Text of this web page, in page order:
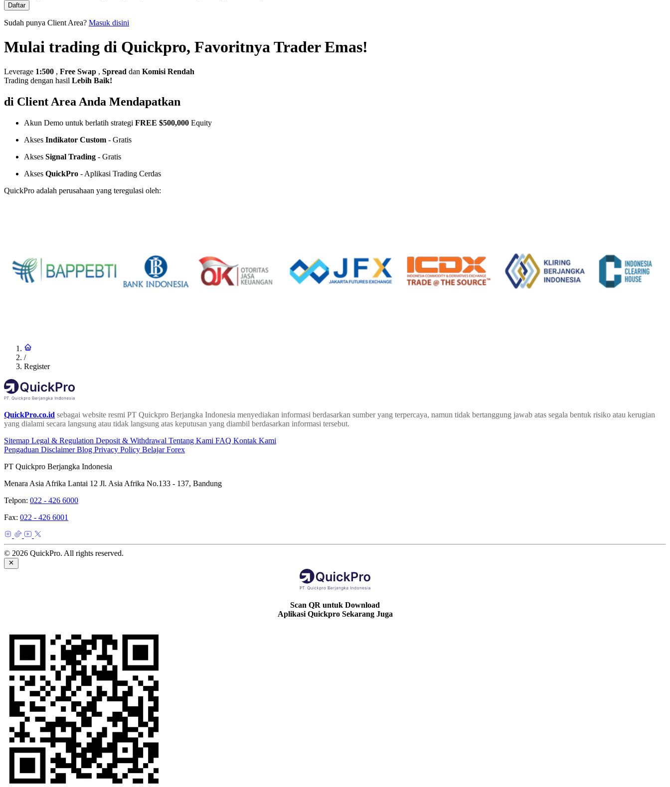
Daftar
Sudah punya Client Area? Masuk disini
Mulai trading di Quickpro, Favoritnya Trader Emas!
Leverage 1:500 , Free Swap , Spread dan Komisi Rendah
Trading dengan hasil Lebih Baik!
di Client Area Anda Mendapatkan
Akun Demo untuk berlatih strategi FREE $500,000 Equity
Akses Indikator Custom - Gratis
Akses Signal Trading - Gratis
Akses QuickPro - Aplikasi Trading Cerdas
QuickPro adalah perusahaan yang teregulasi oleh:
/
Register
QuickPro.co.id sebagai website resmi PT Quickpro Berjangka Indonesia menyediakan informasi berdasarkan sumber yang terpercaya, namun tidak bertanggung jawab atas segala bentuk risiko atau kerugian
yang dialami secara langsung atau tidak langsung atas keputusan yang diambil berdasarkan informasi tersebut.
Sitemap Legal & Regulation Deposit & Withdrawal Tentang Kami FAQ Kontak Kami
Pengaduan DisclaimerBlog Privacy Policy Belajar Forex
PT Quickpro Berjangka Indonesia
Menara Asia Afrika Lantai 12 Jl. Asia Afrika No.133 - 137, Bandung
Telpon: 022 - 426 6000
Fax: 022 - 426 6001
© 2026 QuickPro. All rights reserved.
Scan QR untuk Download
Aplikasi Quickpro Sekarang Juga